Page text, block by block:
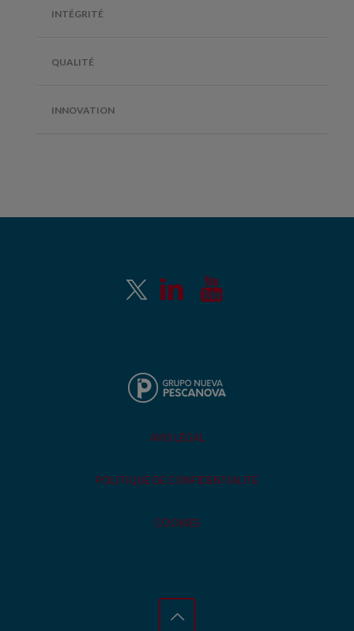
INTÉGRITÉ
QUALITÉ
INNOVATION
AVIS LÉGAL
POLITIQUE DE CONFIDENTIALITÉ
COOKIES